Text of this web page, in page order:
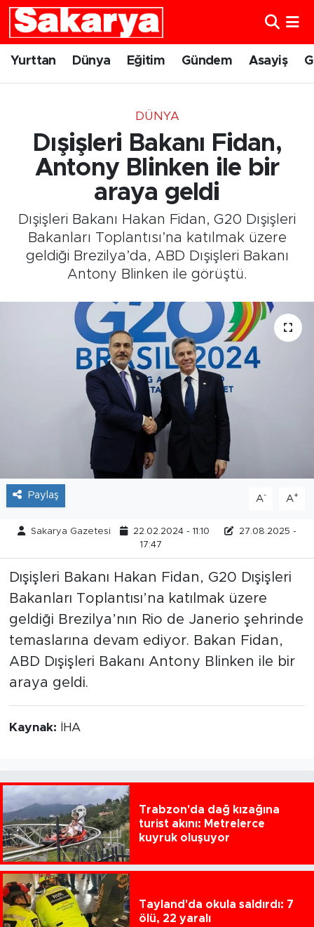
Yurttan Dünya Eğitim Gündem Asayiş
DÜNYA
Dışişleri Bakanı Fidan,
Antony Blinken ile bir
araya geldi
Dışişleri Bakanı Hakan Fidan, G20 Dışişleri
Bakanları Toplantısı’na katılmak üzere
geldiği Brezilya’da, ABD Dışişleri Bakanı
Antony Blinken ile görüştü.
Paylaş A- A+
Sakarya Gazetesi 22.02.2024 - 11:10
27.08.2025 -
17:47
Dışişleri Bakanı Hakan Fidan, G20 Dışişleri
Bakanları Toplantısı’na katılmak üzere
geldiği Brezilya’nın Rio de Janerio şehrinde
temaslarına devam ediyor. Bakan Fidan,
ABD Dışişleri Bakanı Antony Blinken ile bir
araya geldi.
Kaynak: İHA
Trabzon'da dağ kızağına
turist akını: Metrelerce
kuyruk oluşuyor
Tayland'da okula saldırdı: 7
ölü, 22 yaralı
Yurttan
Gündem
Eskişehirspor
Spor
Sağlık
Kültür Sanat
Tarihçe
Resmi İlanlar
Foto Şaka
Teknoloji
Eskişehir Nöbetçi Eczaneler
Eskişehir Trafik Yoğunluk Haritası
Süper Lig Puan Durumu ve Fikstür
Tüm Manşetler
Son Dakika Haberleri
Haber Arşivi